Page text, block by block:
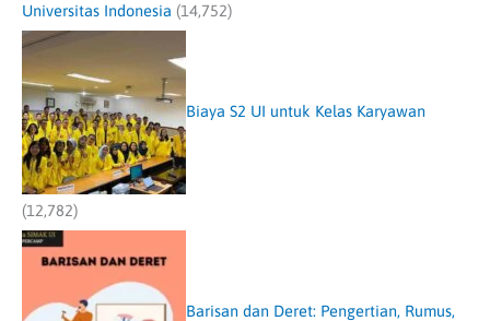
Universitas Indonesia (14,752)
Biaya S2 UI untuk Kelas Karyawan
(12,782)
Barisan dan Deret: Pengertian, Rumus,